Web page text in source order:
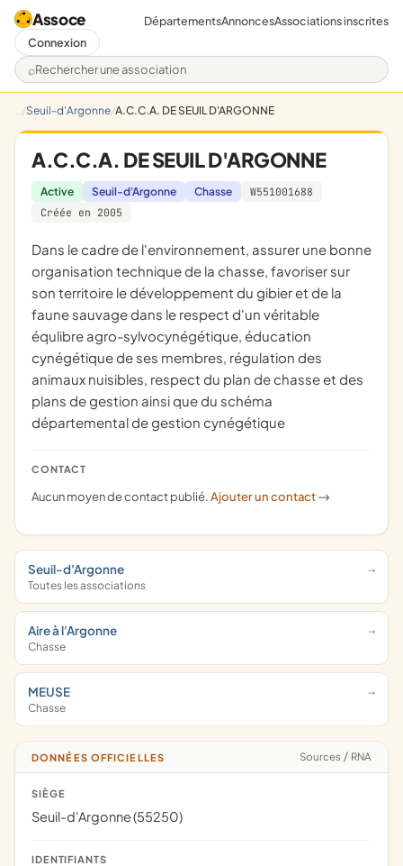
Assoce
Rechercher une association
DépartementsAnnoncesAssociations inscrites
Connexion
Seuil-d'Argonne A.C.C.A. DE SEUIL D'ARGONNE
A.C.C.A. DE SEUIL D'ARGONNE
Active Seuil-d'Argonne Chasse
W551001688
Créée en 2005
dans le cadre de l'environnement, assurer une bonne
organisation technique de la chasse, favoriser sur
son territoire le développement du gibier et de la
faune sauvage dans le respect d'un véritable
équlibre agro-sylvocynégétique, éducation
cynégétique de ses membres, régulation des
animaux nuisibles, respect du plan de chasse et des
plans de gestion ainsi que du schéma
départemental de gestion cynégétique
CONTACT
Aucun moyen de contact publié.Ajouter un contact ->
Seuil-d'Argonne
Toutes les associations
Aire à l'Argonne
Chasse
MEUSE
Chasse
DONNÉES OFFICIELLES Sources / RNA
SIÈGE
Seuil-d'Argonne (55250)
IDENTIFIANTS